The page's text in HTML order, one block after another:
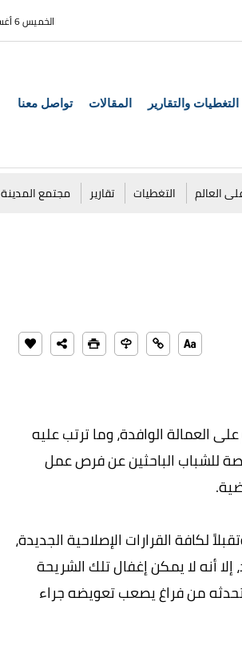
الخميس 6 أغسطس 2026
التغطيات والتقارير المقالات تواصل معنا
العالم التغطيات تقارير مجتمع المدينة
العمالة الوافدة، وما ترتب عليه
للشباب الباحثين عن فرص عمل
لكافة القرارات الإصلاحية الجديدة،
أنه لا يمكن إغفال تلك الشريحة
من فراغ يصعب تعويضه جراء